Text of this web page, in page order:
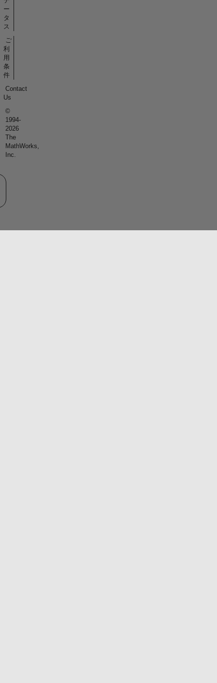
ー
タ
ス
ご
利
用
条
件
Contact
Us
©
1994-
2026
The
MathWorks,
Inc.
サイトの選択